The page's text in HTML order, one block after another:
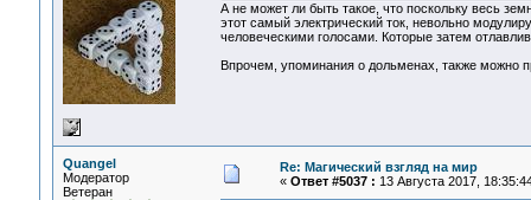
А не может ли быть такое, что поскольку весь
этот самый электрический ток, невольно
человеческими голосами. Которые затем
Впрочем, упоминания о дольменах, также можно
Quangel
Модератор
Ветеран
Re: Магический взгляд на мир
« Ответ #5037 : 13 Августа 2017,